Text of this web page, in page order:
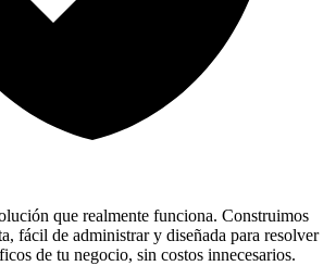
que realmente funciona. Construimos
fácil de administrar y diseñada para resolver
de tu negocio, sin costos innecesarios.